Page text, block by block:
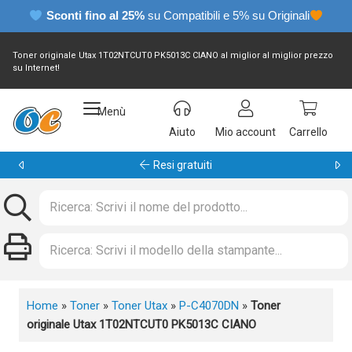
Sconti fino al 25% su Compatibili e 5% su Originali
Toner originale Utax 1T02NTCUT0 PK5013C CIANO al miglior al miglior prezzo
su Internet!
Menù
Aiuto
Mio account Carrello
Garanzia 24 mesi
Home » Toner » Toner Utax » P-C4070DN » Toner
originale Utax 1T02NTCUT0 PK5013C CIANO